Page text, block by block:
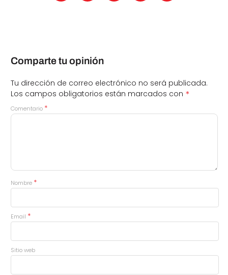
Comparte tu opinión
Tu dirección de correo electrónico no será publicada.
Los campos obligatorios están marcados con *
Comentario *
Nombre *
Email *
Sitio web